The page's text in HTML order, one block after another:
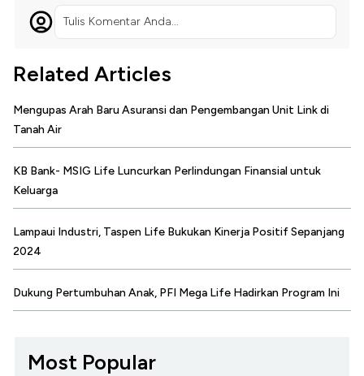
Tulis Komentar Anda...
Related Articles
Mengupas Arah Baru Asuransi dan Pengembangan Unit Link di
Tanah Air
KB Bank- MSIG Life Luncurkan Perlindungan Finansial untuk
Keluarga
Lampaui Industri, Taspen Life Bukukan Kinerja Positif Sepanjang
2024
Dukung Pertumbuhan Anak, PFI Mega Life Hadirkan Program Ini
Most Popular